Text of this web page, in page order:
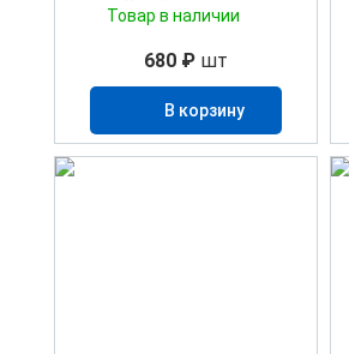
Товар в наличии
680 ₽ шт
В корзину